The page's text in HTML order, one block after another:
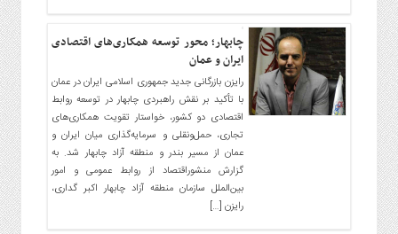
گاز
و
پتروشیمی
و
خودرو
آپ
و
فن
آوری
چابهار؛ محور توسعه همکاری‌های اقتصادی
ایران و عمان
رایزن بازرگانی جدید جمهوری اسلامی ایران در عمان
با تأکید بر نقش راهبردی چابهار در توسعه روابط
اقتصادی دو کشور، خواستار تقویت همکاری‌های
تجاری، حمل‌ونقلی و سرمایه‌گذاری میان ایران و
عمان از مسیر بندر و منطقه آزاد چابهار شد. به
گزارش منشوراقتصاد از روابط عمومی و امور
بین‌الملل سازمان منطقه آزاد چابهار اکبر گداری،
رایزن […]